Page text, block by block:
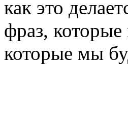
как это
фраз,
которые мы